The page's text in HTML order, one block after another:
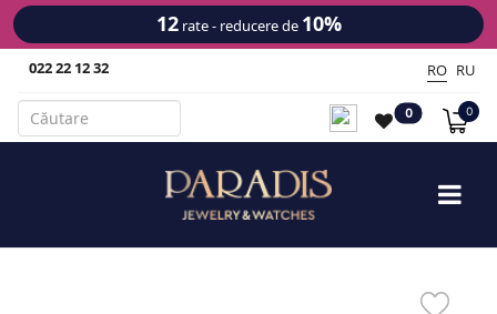
12rate - reducere de 10%
022 22 12 32 RO RU
0 0